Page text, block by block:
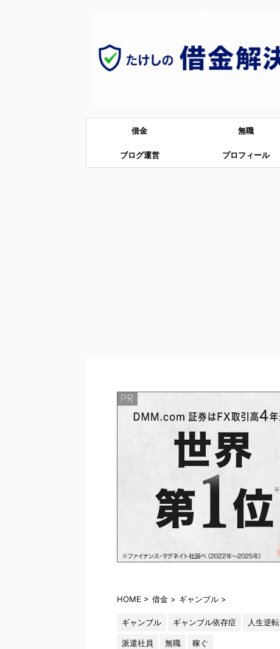
借金 無職
ブログ運営 プロフィール
HOME > 借金 > ギャンブル >
ギャンブル ギャンブル依存症 人生逆転
派遣社員 無職 稼ぐ